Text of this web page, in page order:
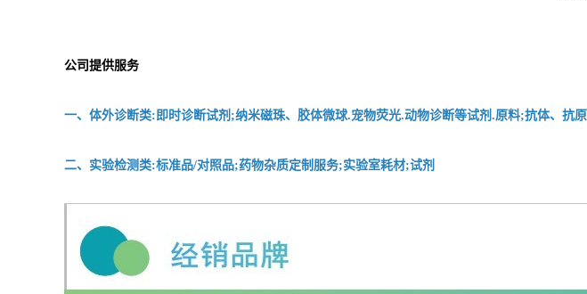
公司提供服务
一、体外诊断类:即时诊断试剂;纳米磁珠、胶体微球.宠物荧光.动物诊断等试剂.原料;抗体、抗原
二、实验检测类:标准品/对照品;药物杂质定制服务;实验室耗材;试剂